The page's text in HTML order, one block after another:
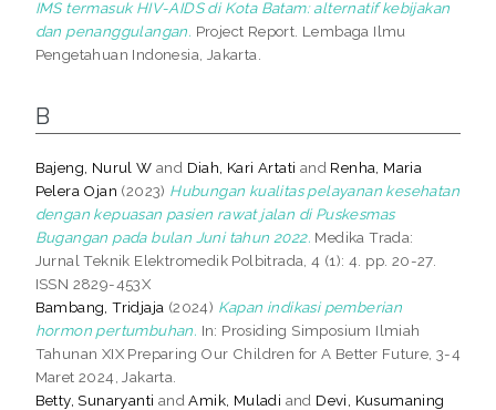
IMS termasuk HIV-AIDS di Kota Batam: alternatif kebijakan
dan penanggulangan. Project Report. Lembaga Ilmu
Pengetahuan Indonesia, Jakarta.
B
Bajeng, Nurul W and Diah, Kari Artati and Renha, Maria
Pelera Ojan (2023) Hubungan kualitas pelayanan kesehatan
dengan kepuasan pasien rawat jalan di Puskesmas
Bugangan pada bulan Juni tahun 2022. Medika Trada:
Jurnal Teknik Elektromedik Polbitrada, 4 (1): 4. pp. 20-27.
ISSN 2829-453X
Bambang, Tridjaja (2024) Kapan indikasi pemberian
hormon pertumbuhan. In: Prosiding Simposium Ilmiah
Tahunan XIX Preparing Our Children for A Better Future, 3-4
Maret 2024, Jakarta.
Betty, Sunaryanti andAmik, Muladi and Devi, Kusumaning